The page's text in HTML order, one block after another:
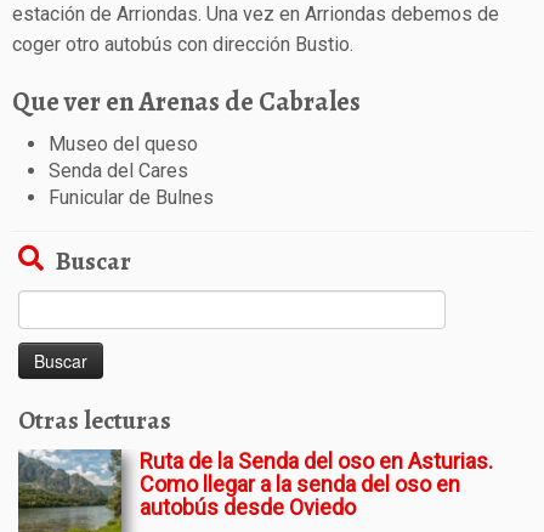
estación de Arriondas. Una vez en Arriondas debemos de
coger otro autobús con dirección Bustio.
Que ver en Arenas de Cabrales
Museo del queso
Senda del Cares
Funicular de Bulnes
Buscar
Otras lecturas
Ruta de la Senda del oso en Asturias.
Como llegar a la senda del oso en
autobús desde Oviedo